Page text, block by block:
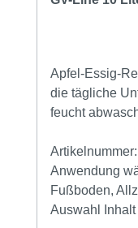
Apfel-Essig-
die tägliche
feucht
glatte
Artikelnummer:
Anwendung
Fußboden,
Auswahl Inhalt